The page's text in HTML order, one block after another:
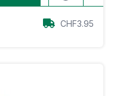
CHF3.95